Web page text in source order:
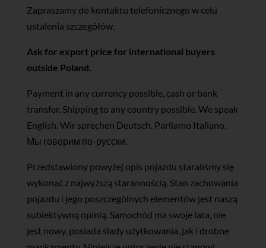
Zapraszamy do kontaktu telefonicznego w celu
ustalenia szczegółów.
Ask for export price for international buyers
outside Poland.
Payment in any currency possible, cash or bank
transfer. Shipping to any country possible. We speak
English. Wir sprechen Deutsch. Parliamo Italiano.
Мы говорим по-русски.
Przedstawiony powyżej opis pojazdu staraliśmy się
wykonać z najwyższą starannością. Stan zachowania
pojazdu i jego poszczególnych elementów jest naszą
subiektywną opinią. Samochód ma swoje lata, nie
jest nowy, posiada ślady użytkowania, jak i drobne